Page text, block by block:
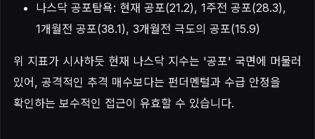
나스닥 공포탐욕: 현재 공포(21.2), 1주전 공포(28.3),
1개월전 공포(38.1), 3개월전 극도의 공포(15.9)
위 지표가 시사하듯 현재 나스닥 지수는 '공포' 국면에 머물러
있어, 공격적인 추격 매수보다는 펀더멘털과 수급 안정을
확인하는 보수적인 접근이 유효할 수 있습니다.